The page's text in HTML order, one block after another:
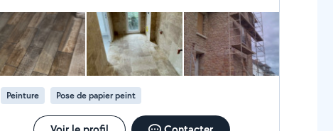
Peinture Pose de papier peint